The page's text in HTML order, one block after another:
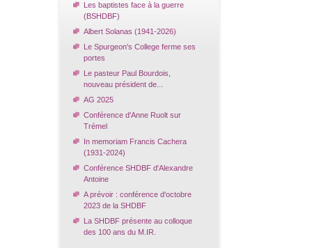
Les baptistes face à la guerre
(BSHDBF)
Albert Solanas (1941-2026)
Le Spurgeon's College ferme ses
portes
Le pasteur Paul Bourdois,
nouveau président de...
AG 2025
Conférence d'Anne Ruolt sur
Trémel
In memoriam Francis Cachera
(1931-2024)
Conférence SHDBF d'Alexandre
Antoine
A prévoir : conférence d'octobre
2023 de la SHDBF
La SHDBF présente au colloque
des 100 ans du M.IR.